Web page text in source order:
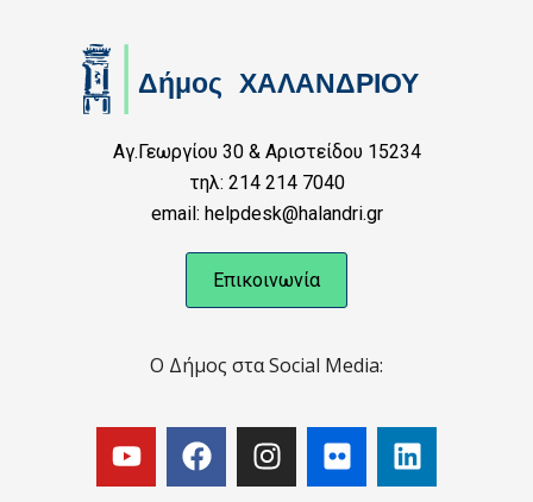
Αγ.Γεωργίου 30 & Αριστείδου 15234
τηλ: 214 214 7040
email: helpdesk@halandri.gr
Επικοινωνία
Ο Δήμος στα Social Media: